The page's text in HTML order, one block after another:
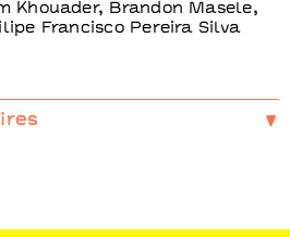
Khouader, Brandon Masele,
Francisco Pereira Silva
ǀ Théâtre de la Ville / Paris ǀ